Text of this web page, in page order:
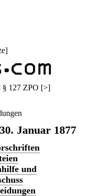
]
§ 127 ZPO [>]
Januar 1877
und